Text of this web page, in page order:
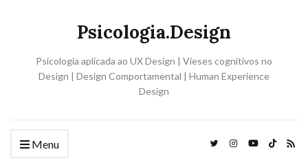
Psicologia.Design
Psicologia aplicada ao UX Design | Vieses cognitivos no
Design | Design Comportamental | Human Experience
Design
Menu